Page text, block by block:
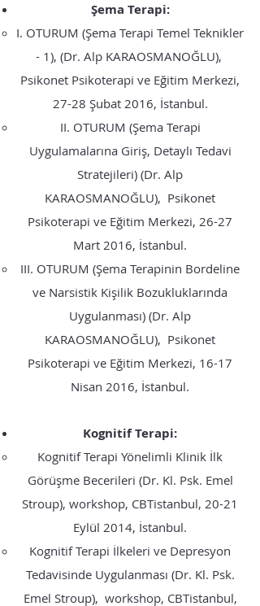
Şema Terapi:
I. OTURUM (Şema Terapi Temel Teknikler
- 1), (Dr. Alp KARAOSMANOĞLU),
Psikonet Psikoterapi ve Eğitim Merkezi,
27-28 Şubat 2016, İstanbul.
II. OTURUM (Şema Terapi
Uygulamalarına Giriş, Detaylı Tedavi
Stratejileri) (Dr. Alp
KARAOSMANOĞLU), Psikonet
Psikoterapi ve Eğitim Merkezi, 26-27
Mart 2016, İstanbul.
III. OTURUM (Şema Terapinin Bordeline
ve Narsistik Kişilik Bozukluklarında
Uygulanması) (Dr. Alp
KARAOSMANOĞLU), Psikonet
Psikoterapi ve Eğitim Merkezi, 16-17
Nisan 2016, İstanbul.
Kognitif Terapi:
Kognitif Terapi Yönelimli Klinik İlk
Görüşme Becerileri (Dr. Kl. Psk. Emel
Stroup), workshop, CBTistanbul, 20-21
Eylül 2014, İstanbul.
Kognitif Terapi İlkeleri ve Depresyon
Tedavisinde Uygulanması (Dr. Kl. Psk.
Emel Stroup), workshop, CBTistanbul,